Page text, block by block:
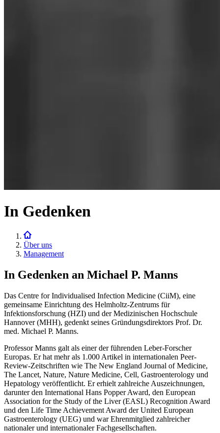
In Gedenken
Über uns
Management
In Gedenken an Michael P. Manns
Das Centre for Individualised Infection Medicine (CiiM), eine
gemeinsame Einrichtung des Helmholtz-Zentrums für
Infektionsforschung (HZI) und der Medizinischen Hochschule
Hannover (MHH), gedenkt seines Gründungsdirektors Prof. Dr.
med. Michael P. Manns.
Professor Manns galt als einer der führenden Leber-Forscher
Europas. Er hat mehr als 1.000 Artikel in internationalen Peer-
Review-Zeitschriften wie The New England Journal of Medicine,
The Lancet, Nature, Nature Medicine, Cell, Gastroenterology und
Hepatology veröffentlicht. Er erhielt zahlreiche Auszeichnungen,
darunter den International Hans Popper Award, den European
Association for the Study of the Liver (EASL) Recognition Award
und den Life Time Achievement Award der United European
Gastroenterology (UEG) und war Ehrenmitglied zahlreicher
nationaler und internationaler Fachgesellschaften.